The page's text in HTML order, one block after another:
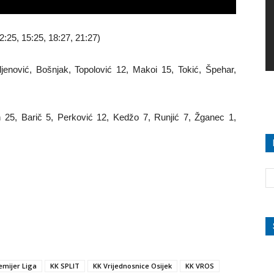
15:25, 18:27, 21:27)
Bošnjak, Topolović 12, Makoi 15, Tokić, Špehar,
Barič 5, Perković 12, Kedžo 7, Runjić 7, Žganec 1,
Liga KK SPLIT KK Vrijednosnice Osijek KK VROS